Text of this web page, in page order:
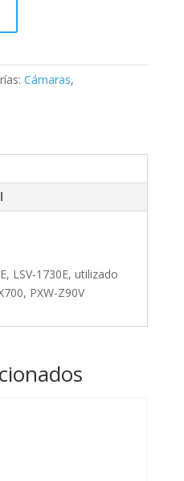
Cámaras,
LSV-1730E, utilizado
PXW-Z90V